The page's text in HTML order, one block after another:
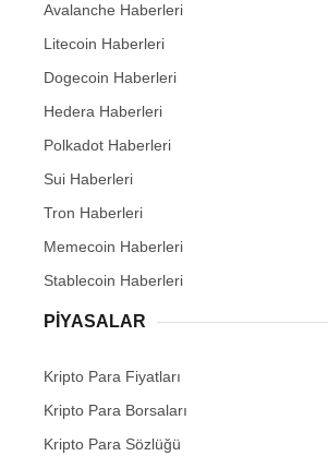
Avalanche Haberleri
Litecoin Haberleri
Dogecoin Haberleri
Hedera Haberleri
Polkadot Haberleri
Sui Haberleri
Tron Haberleri
Memecoin Haberleri
Stablecoin Haberleri
PIYASALAR
Kripto Para Fiyatları
Kripto Para Borsaları
Kripto Para Sözlüğü